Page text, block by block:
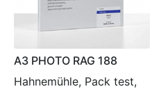
A3 PHOTO RAG 188
Hahnemühle, Pack test,